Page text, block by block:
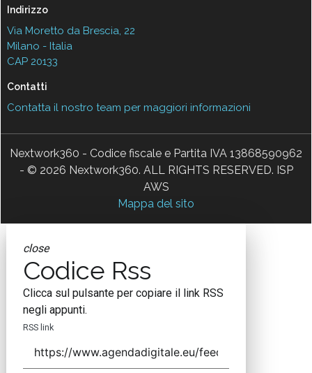
Indirizzo
Via Moretto da Brescia, 22
Milano - Italia
CAP 20133
Contatti
Contatta il nostro team per maggiori informazioni
Nextwork360 - Codice fiscale e Partita IVA 13868590962
- © 2026 Nextwork360. ALL RIGHTS RESERVED. ISP
AWS
Mappa del sito
close
Codice Rss
Clicca sul pulsante per copiare il link RSS
negli appunti.
RSS link